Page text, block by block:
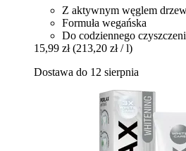
Z aktywnym węglem
Formuła wegańska
Do codziennego
15,99 zł (213,20 zł / l)
Dostawa do 12 sierpnia